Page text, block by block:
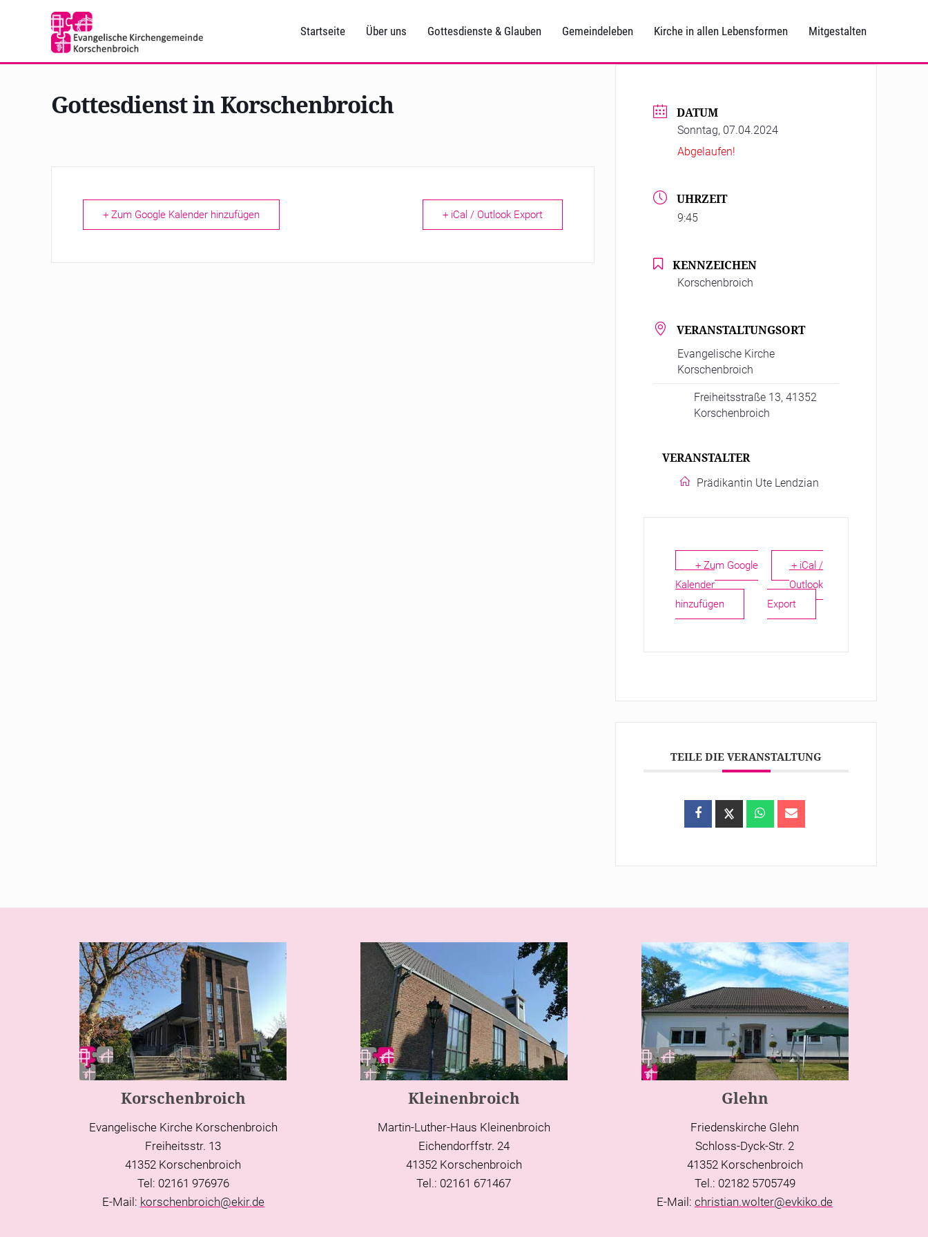
Startseite Über uns Gottesdienste & Glauben Gemeindeleben Kirche in allen Lebensformen Mitgestalten
Gottesdienst in Korschenbroich
+ Zum Google Kalender hinzufügen + iCal / Outlook Export
DATUM
Sonntag, 07.04.2024
Abgelaufen!
UHRZEIT
9:45
KENNZEICHEN
Korschenbroich
VERANSTALTUNGSORT
Evangelische Kirche
Korschenbroich
Freiheitsstraße 13, 41352
Korschenbroich
VERANSTALTER
Prädikantin Ute Lendzian
+ Zum Google
Kalender
hinzufügen
+ iCal /
Outlook
Export
TEILE DIE VERANSTALTUNG
Korschenbroich
Evangelische Kirche Korschenbroich
Freiheitsstr. 13
41352 Korschenbroich
Tel: 02161 976976
E-Mail: korschenbroich@ekir.de
Kleinenbroich
Martin-Luther-Haus Kleinenbroich
Eichendorffstr. 24
41352 Korschenbroich
Tel.: 02161 671467
Glehn
Friedenskirche Glehn
Schloss-Dyck-Str. 2
41352 Korschenbroich
Tel.: 02182 5705749
E-Mail:christian.wolter@evkiko.de